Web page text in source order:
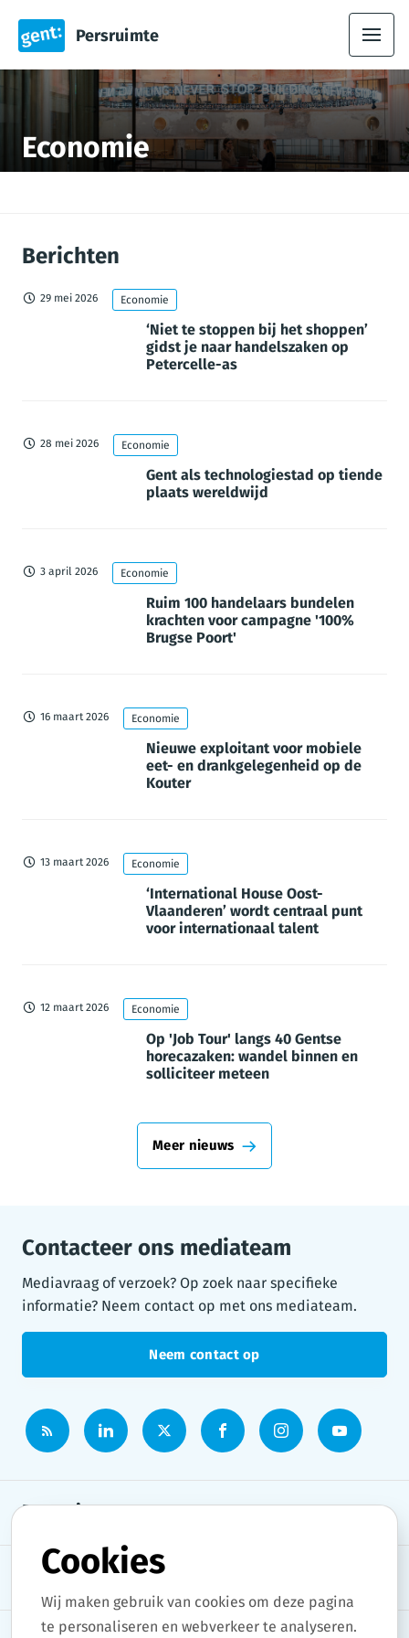
Persruimte
Economie
Berichten
29 mei 2026 Economie
‘Niet te stoppen bij het shoppen’
gidst je naar handelszaken op
Petercelle-as
28 mei 2026 Economie
Gent als technologiestad op tiende
plaats wereldwijd
3 april 2026 Economie
Ruim 100 handelaars bundelen
krachten voor campagne '100%
Brugse Poort'
16 maart 2026 Economie
Nieuwe exploitant voor mobiele
eet- en drankgelegenheid op de
Kouter
13 maart 2026 Economie
‘International House Oost-
Vlaanderen’ wordt centraal punt
voor internationaal talent
12 maart 2026 Economie
Op 'Job Tour' langs 40 Gentse
horecazaken: wandel binnen en
solliciteer meteen
Meer nieuws
Contacteer ons mediateam
Mediavraag of verzoek? Op zoek naar specifieke
informatie? Neem contact op met ons mediateam.
Neem contact op
Persruimte
Onderwerpen
Cookies
Wij maken gebruik van cookies om deze pagina
te personaliseren en webverkeer te analyseren.